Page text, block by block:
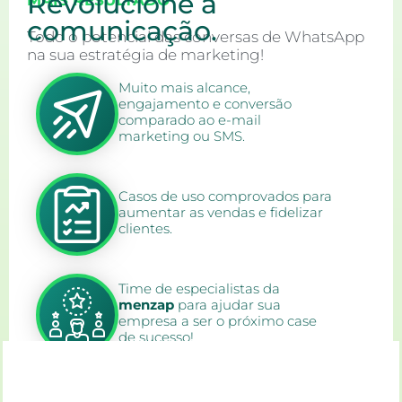
Todo o potencial das conversas de WhatsApp
na sua estratégia de marketing!
Muito mais alcance,
engajamento e conversão
comparado ao e-mail
marketing ou SMS.
Casos de uso comprovados para
aumentar as vendas e fidelizar
clientes.
Time de especialistas da
menzap para ajudar sua
empresa a ser o próximo case
de sucesso!
comunicação.